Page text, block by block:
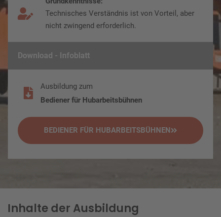
Technisches Verständnis ist von Vorteil, aber
nicht zwingend erforderlich.
Download - Infoblatt
Ausbildung zum
Bediener für Hubarbeitsbühnen
BEDIENER FÜR HUBARBEITSBÜHNEN
Inhalte der Ausbildung